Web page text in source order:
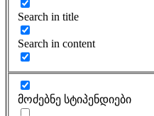
Search in title
Search in content
მოძებნე სტიპენდიები